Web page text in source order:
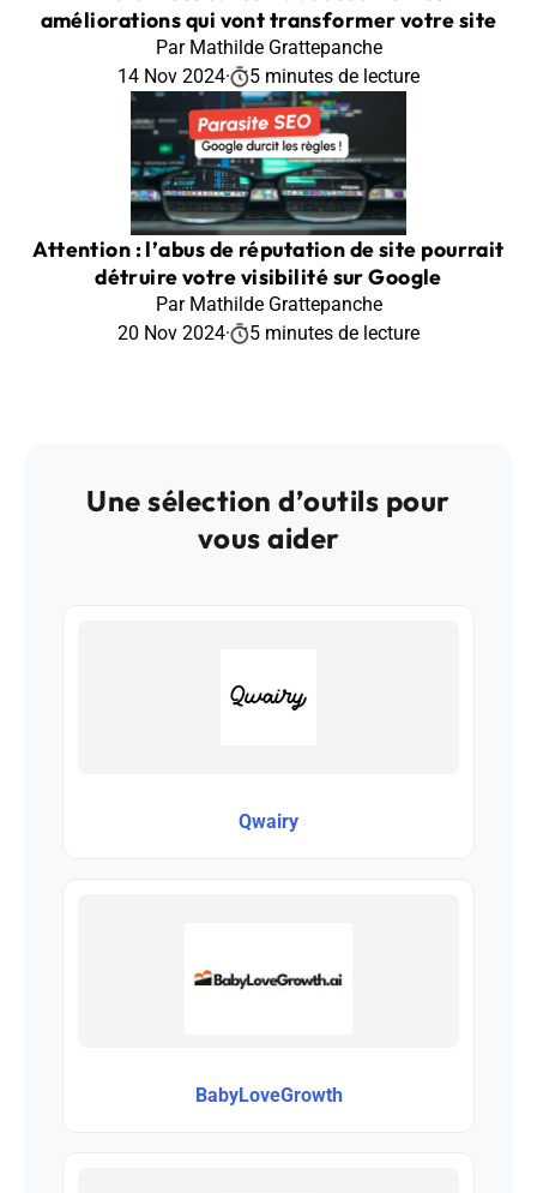
améliorations qui vont transformer votre site
Par Mathilde Grattepanche
14 Nov 2024· 5 minutes de lecture
Attention : l’abus de réputation de site pourrait
détruire votre visibilité sur Google
Par Mathilde Grattepanche
20 Nov 2024· 5 minutes de lecture
Une sélection d’outils pour
vous aider
Qwairy
BabyLoveGrowth